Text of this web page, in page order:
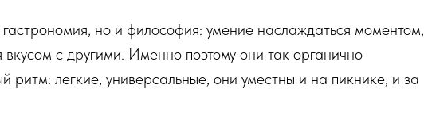
но и философия: умение наслаждаться моментом,
вкусом с другими. Именно поэтому они так органично
ритм: легкие, универсальные, они уместны и на пикнике, и за